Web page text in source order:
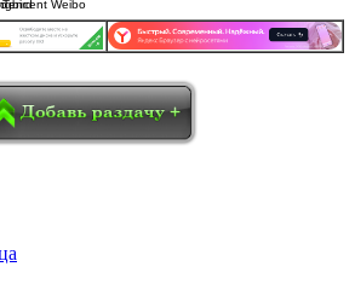
SkypeTumblrEvernoteLinkedInLiveJournal
Digg redditPocketQzoneRenren
Tencent Weibo